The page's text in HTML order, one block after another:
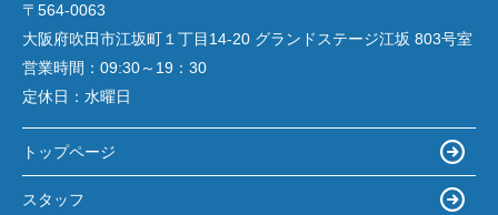
〒564-0063
大阪府吹田市江坂町１丁目14‐20 グランドステージ江坂 803号室
営業時間： 09:30～19：30
定休日： 水曜日
トップページ
スタッフ